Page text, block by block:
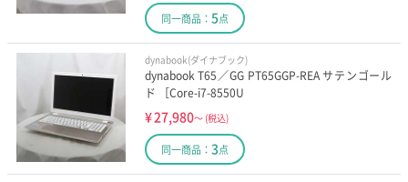
同一商品： 5点
dynabook(ダイナブック)
dynabook T65／GG PT65GGP-REA サテンゴール
ド ［Core-i7-8550U
¥27,980～ (税込)
同一商品： 3点